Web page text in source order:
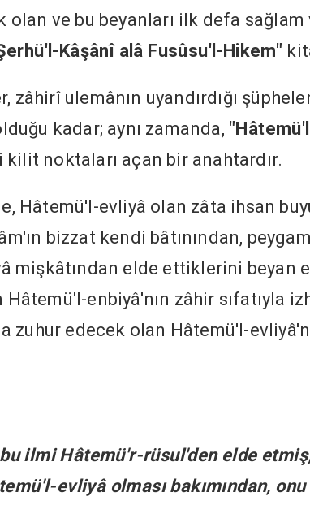
olan ve bu beyanları ilk defa
Kâşânî alâ Fusûsu'l-Hikem"
zâhirî ulemânın uyandırdığı
kadar; aynı zamanda,
noktaları açan bir anahtardır.
Hâtemü'l-evliyâ olan zâta ihsan
bizzat kendi bâtınından,
mişkâtından elde ettiklerini beyan
enbiyâ'nın zâhir sıfatıyla
zuhur edecek olan Hâtemü'l-
ilmi Hâtemü'r-rüsul'den elde
evliyâ olması bakımından, onu